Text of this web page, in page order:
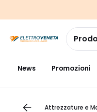
navigazionealla
pagina
News Promozioni
Attrezzature e